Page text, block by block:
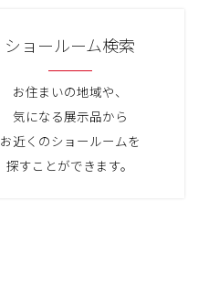
ショールーム検索
お住まいの地域や、
気になる展示品から
お近くのショールームを
探すことができます。